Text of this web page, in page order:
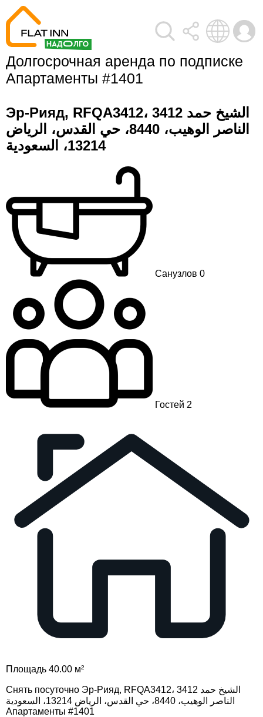
Долгосрочная аренда по подписке
Апартаменты #1401
Эр-Рияд, RFQA3412، 3412 الشيخ حمد
الناصر الوهيب، 8440، حي القدس، الرياض
13214، السعودية
Санузлов 0
Гостей 2
Площадь 40.00 м²
Снять посуточно Эр-Рияд, RFQA3412، 3412 الشيخ حمد
الناصر الوهيب، 8440، حي القدس، الرياض 13214، السعودية
Апартаменты #1401